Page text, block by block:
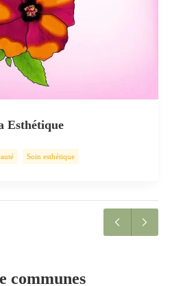
Esthétique
Soin esthétique
communes